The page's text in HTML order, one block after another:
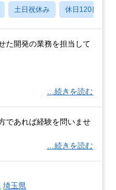
土日祝休み 休日120日以上
た開発の業務を担当して
…続きを読む
であれば経験を問いませ
…続きを読む
埼玉県